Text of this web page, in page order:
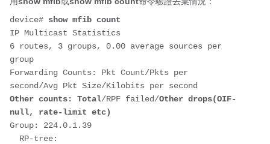
device# show mfib count
IP Multicast Statistics
6 routes, 3 groups, 0.00 average sources per
group
Forwarding Counts: Pkt Count/Pkts per
second/Avg Pkt Size/Kilobits per second
Other counts: Total/RPF failed/Other drops(OIF-
null, rate-limit etc)
Group: 224.0.1.39
RP-tree: